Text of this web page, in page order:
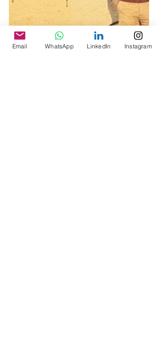
Email WhatsApp LinkedIn Instagram